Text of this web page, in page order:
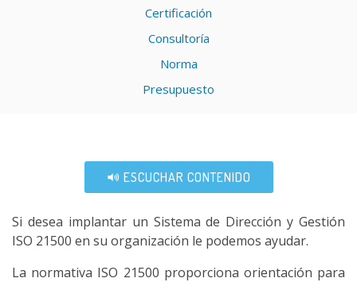
Certificación
Consultoría
Norma
Presupuesto
ESCUCHAR CONTENIDO
Si desea implantar un Sistema de Dirección y Gestión
ISO 21500 en su organización le podemos ayudar.
La normativa ISO 21500 proporciona orientación para